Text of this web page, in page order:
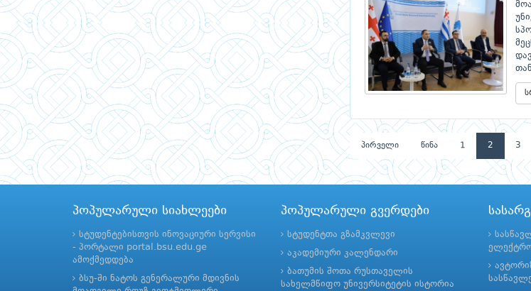
პირველი წინა 1 2 3
პოპულარული სიახლეები
სტუდენტებისთვის ინოვაციური სერვისი
- პორტალი portal.bsu.edu.ge
ამოქმედდება
ბსუ-ში ნატოს გენერალური მდივნის
პოპულარული გვერდები
სტუდენტთა გზამკვლევი
აკადემიური კალენდარი
ბათუმის შოთა რუსთაველის
სახელმწიფო უნივერსიტეტის ისტორია